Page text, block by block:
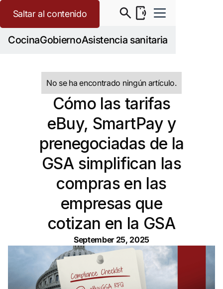
CocinaGobiernoAsistencia sanitaria
Saltar al contenido
No se ha encontrado ningún artículo.
Cómo las tarifas
eBuy, SmartPay y
prenegociadas de la
GSA simplifican las
compras en las
empresas que
cotizan en la GSA
September 25, 2025